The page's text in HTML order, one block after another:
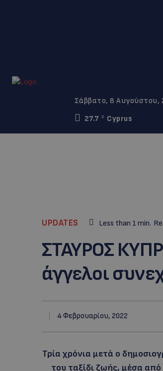
Σάββατο, 8 Αυγούστου,
27.7
C Cyprus
UPDATES Less than 1 min.
ΣΤΑΥΡΟΣ
άγγελοι
4 Φεβρουαρίου, 2022
Τρία χρόνια μετά ο
του ταξίδι ζωής, μέσα